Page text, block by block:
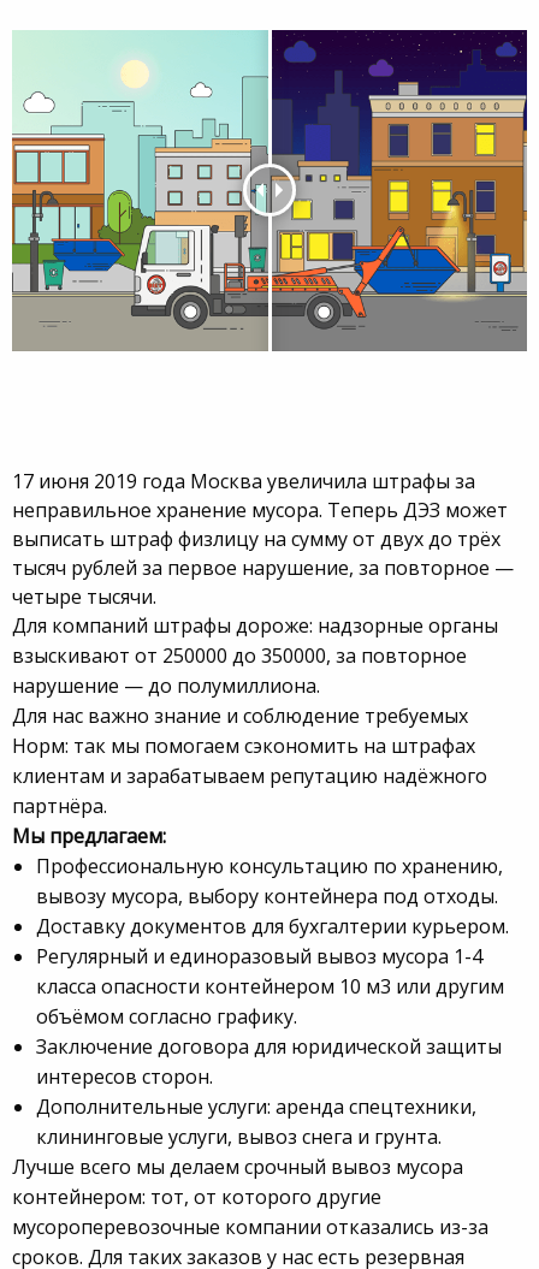
17 июня 2019 года Москва увеличила штрафы за
неправильное хранение мусора. Теперь ДЭЗ может
выписать штраф физлицу на сумму от двух до трёх
тысяч рублей за первое нарушение, за повторное —
четыре тысячи.
Для компаний штрафы дороже: надзорные органы
взыскивают от 250000 до 350000, за повторное
нарушение — до полумиллиона.
Для нас важно знание и соблюдение требуемых
Норм: так мы помогаем сэкономить на штрафах
клиентам и зарабатываем репутацию надёжного
партнёра.
Мы предлагаем:
Профессиональную консультацию по хранению,
вывозу мусора, выбору контейнера под отходы.
Доставку документов для бухгалтерии курьером.
Регулярный и единоразовый вывоз мусора 1-4
класса опасности контейнером 10 м3 или другим
объёмом согласно графику.
Заключение договора для юридической защиты
интересов сторон.
Дополнительные услуги: аренда спецтехники,
клининговые услуги, вывоз снега и грунта.
Лучше всего мы делаем срочный вывоз мусора
контейнером: тот, от которого другие
мусороперевозочные компании отказались из-за
сроков. Для таких заказов у нас есть резервная